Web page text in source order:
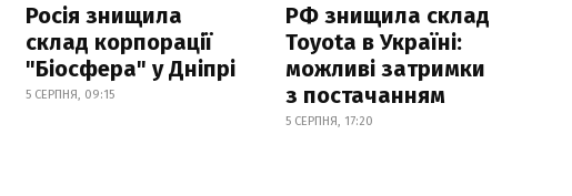
Росія знищила
склад корпорації
"Біосфера" у Дніпрі
5 СЕРПНЯ, 09:15
РФ знищила склад
Toyota в Україні:
можливі затримки
з постачанням
5 СЕРПНЯ, 17:20